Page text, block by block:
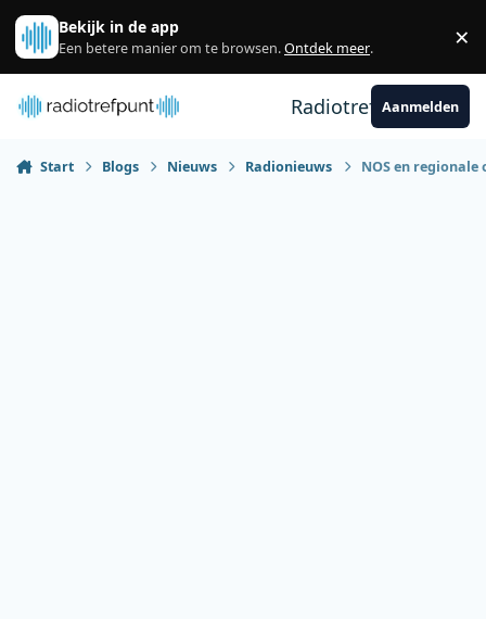
Spring naar bijdragen
Bekijk in de app
Een betere manier om te browsen.Ontdek meer. ×
RadiotrefpuntAanmelden
Start Blogs Nieuws Radionieuws NOS en